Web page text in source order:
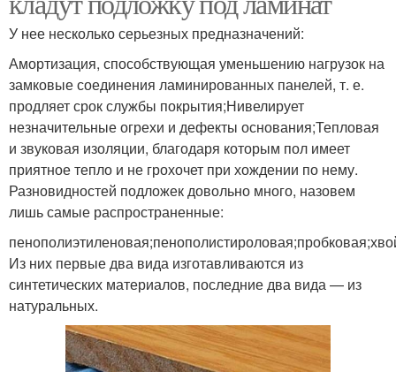
У нее несколько серьезных предназначений:
Амортизация, способствующая уменьшению нагрузок на
замковые соединения ламинированных панелей, т. е.
продляет срок службы покрытия;Нивелирует
незначительные огрехи и дефекты основания;Тепловая
и звуковая изоляции, благодаря которым пол имеет
приятное тепло и не грохочет при хождении по нему.
Разновидностей подложек довольно много, назовем
лишь самые распространенные:
Из них первые два вида изготавливаются из
синтетических материалов, последние два вида — из
натуральных.